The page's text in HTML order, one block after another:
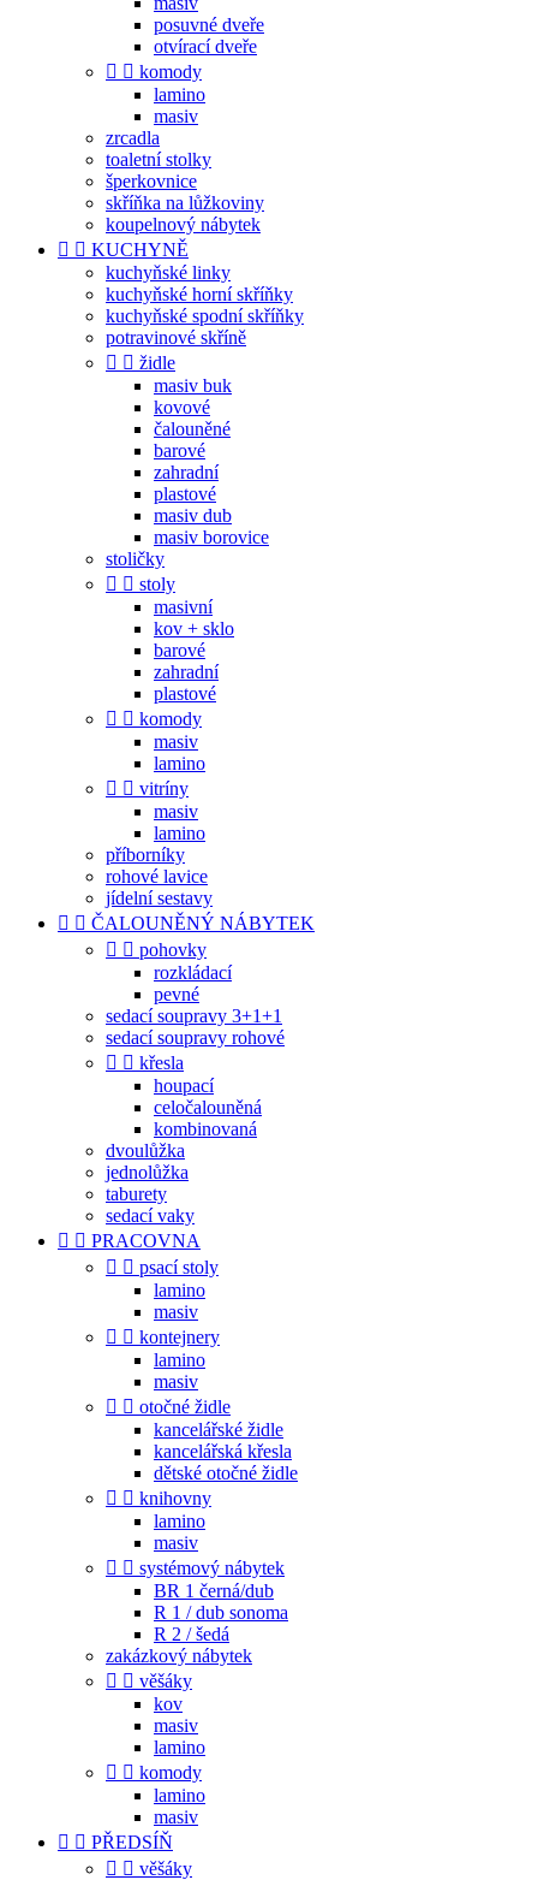
posuvné dveře
otvírací dveře
  komody
lamino
masiv
zrcadla
toaletní stolky
šperkovnice
skříňka na lůžkoviny
koupelnový nábytek
  KUCHYNĚ
kuchyňské linky
kuchyňské horní skříňky
kuchyňské spodní skříňky
potravinové skříně
  židle
masiv buk
kovové
čalouněné
barové
zahradní
plastové
masiv dub
masiv borovice
stoličky
  stoly
masivní
kov + sklo
barové
zahradní
plastové
  komody
masiv
lamino
  vitríny
masiv
lamino
příborníky
rohové lavice
jídelní sestavy
  ČALOUNĚNÝ NÁBYTEK
  pohovky
rozkládací
pevné
sedací soupravy 3+1+1
sedací soupravy rohové
  křesla
houpací
celočalouněná
kombinovaná
dvoulůžka
jednolůžka
taburety
sedací vaky
  PRACOVNA
  psací stoly
lamino
masiv
  kontejnery
lamino
masiv
  otočné židle
kancelářské židle
kancelářská křesla
dětské otočné židle
  knihovny
lamino
masiv
  systémový nábytek
BR 1 černá/dub
R 1 / dub sonoma
R 2 / šedá
zakázkový nábytek
  věšáky
kov
masiv
lamino
  komody
lamino
masiv
  PŘEDSÍŇ
  věšáky